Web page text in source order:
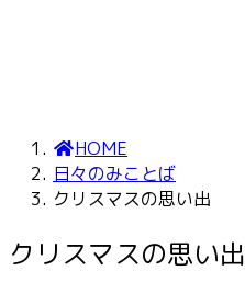
HOME
日々のみことば
クリスマスの思い出
クリスマスの思い出